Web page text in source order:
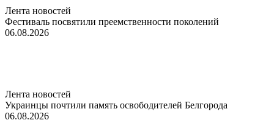
Лента новостей
Фестиваль посвятили преемственности поколений
06.08.2026
Лента новостей
Украинцы почтили память освободителей Белгорода
06.08.2026